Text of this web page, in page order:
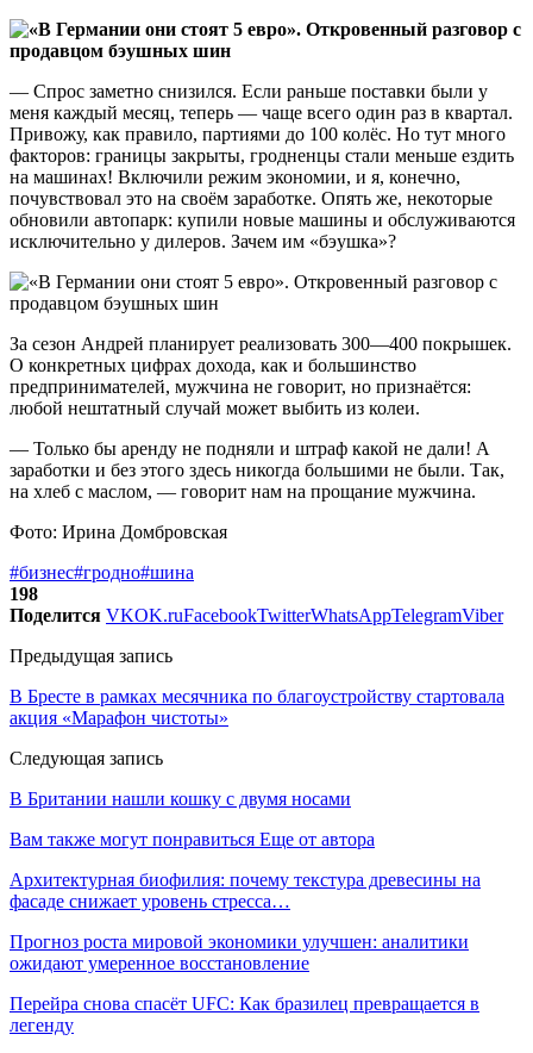
— Спрос заметно снизился. Если раньше поставки были у
меня каждый месяц, теперь — чаще всего один раз в квартал.
Привожу, как правило, партиями до 100 колёс. Но тут много
факторов: границы закрыты, гродненцы стали меньше ездить
на машинах! Включили режим экономии, и я, конечно,
почувствовал это на своём заработке. Опять же, некоторые
обновили автопарк: купили новые машины и обслуживаются
исключительно у дилеров. Зачем им «бэушка»?
За сезон Андрей планирует реализовать 300—400 покрышек.
О конкретных цифрах дохода, как и большинство
предпринимателей, мужчина не говорит, но признаётся:
любой нештатный случай может выбить из колеи.
— Только бы аренду не подняли и штраф какой не дали! А
заработки и без этого здесь никогда большими не были. Так,
на хлеб с маслом, — говорит нам на прощание мужчина.
Фото: Ирина Домбровская
#бизнес#гродно#шина
198
Поделится VKOK.ruFacebookTwitterWhatsAppTelegramViber
Предыдущая запись
В Бресте в рамках месячника по благоустройству стартовала
акция «Марафон чистоты»
Следующая запись
В Британии нашли кошку с двумя носами
Вам также могут понравиться Еще от автора
Архитектурная биофилия: почему текстура древесины на
фасаде снижает уровень стресса…
Прогноз роста мировой экономики улучшен: аналитики
ожидают умеренное восстановление
Перейра снова спасёт UFC: Как бразилец превращается в
легенду